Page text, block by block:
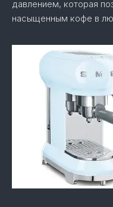
давлением, которая
насыщенным кофе в